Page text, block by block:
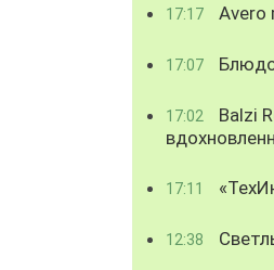
17:17 Avero
17:07
17:02
Balzi
17:11
12:38